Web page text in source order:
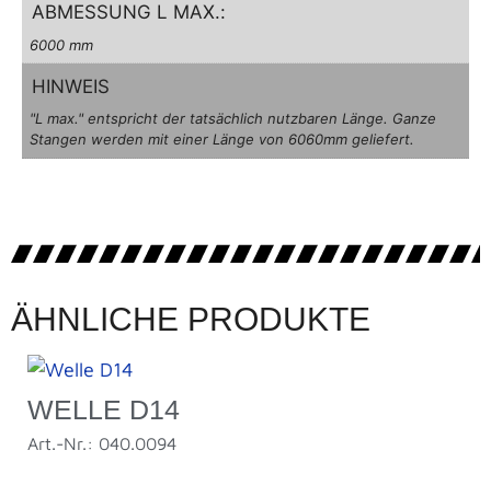
ABMESSUNG L MAX.:
6000 mm
HINWEIS
"L max." entspricht der tatsächlich nutzbaren Länge. Ganze
Stangen werden mit einer Länge von 6060mm geliefert.
ÄHNLICHE PRODUKTE
WELLE D14
Art.-Nr.: 040.0094